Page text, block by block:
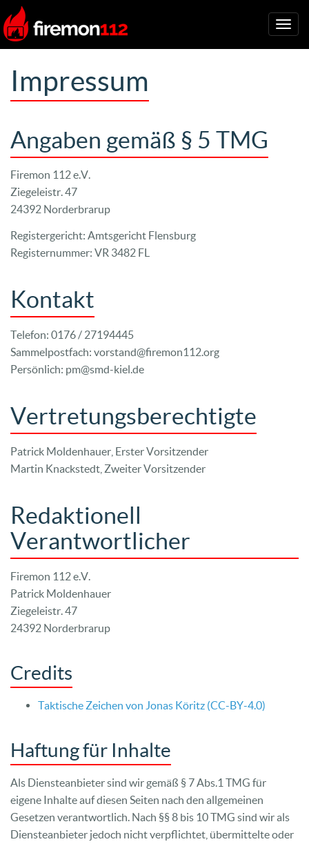
Impressum
Angaben gemäß § 5 TMG
Firemon 112 e.V.
Ziegeleistr. 47
24392 Norderbrarup
Registergericht: Amtsgericht Flensburg
Registernummer: VR 3482 FL
Kontakt
Telefon: 0176 / 27194445
Sammelpostfach: vorstand@firemon112.org
Persönlich: pm@smd-kiel.de
Vertretungsberechtigte
Patrick Moldenhauer, Erster Vorsitzender
Martin Knackstedt, Zweiter Vorsitzender
Redaktionell
Verantwortlicher
Firemon 112 e.V.
Patrick Moldenhauer
Ziegeleistr. 47
24392 Norderbrarup
Credits
Taktische Zeichen von Jonas Köritz (CC-BY-4.0)
Haftung für Inhalte
Als Diensteanbieter sind wir gemäß § 7 Abs.1 TMG für
eigene Inhalte auf diesen Seiten nach den allgemeinen
Gesetzen verantwortlich. Nach §§ 8 bis 10 TMG sind wir als
Diensteanbieter jedoch nicht verpflichtet, übermittelte oder